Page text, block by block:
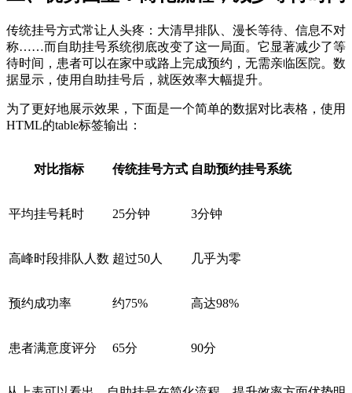
传统挂号方式常让人头疼：大清早排队、漫长等待、信息不对
称……而自助挂号系统彻底改变了这一局面。它显著减少了等
待时间，患者可以在家中或路上完成预约，无需亲临医院。数
据显示，使用自助挂号后，就医效率大幅提升。
为了更好地展示效果，下面是一个简单的数据对比表格，使用
HTML的table标签输出：
对比指标 传统挂号方式 自助预约挂号系统
平均挂号耗时 25分钟 3分钟
高峰时段排队人数 超过50人 几乎为零
预约成功率 约75% 高达98%
患者满意度评分 65分 90分